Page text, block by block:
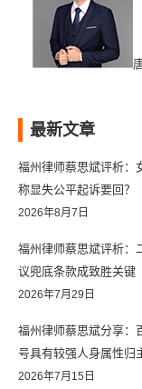
最新文章
福州律师蔡思斌评析：
称显失公平起诉要回？
2026年8月7日
福州律师蔡思斌评析：
议兜底条款成致胜关键
2026年7月29日
福州律师蔡思斌分享：
号具有较强人身属性归
2026年7月15日